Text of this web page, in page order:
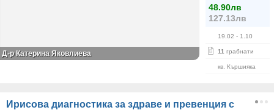
48.90лв
127.13лв
19.02 - 1.10
11 грабнати
кв. Кършияка
Д-р Катерина Яковлиева
Ирисова диагностика за здраве и превенция с